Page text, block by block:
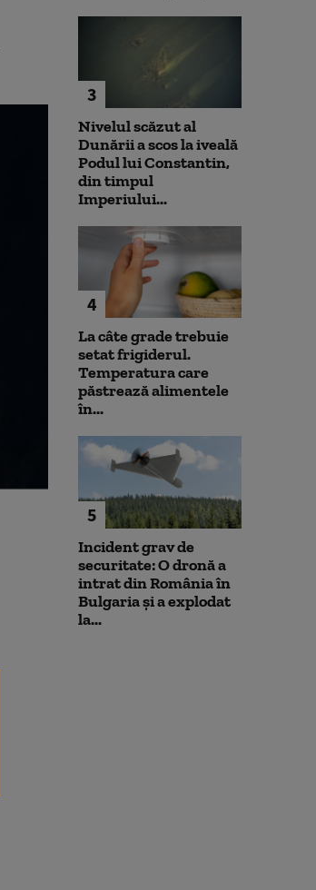
3
Nivelul scăzut al
Dunării a scos la iveală
Podul lui Constantin,
din timpul
Imperiului...
4
La câte grade trebuie
setat frigiderul.
Temperatura care
păstrează alimentele
în...
5
Incident grav de
securitate: O dronă a
intrat din România în
Bulgaria şi a explodat
la...